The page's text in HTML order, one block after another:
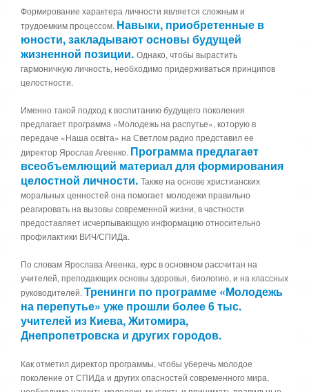
т
н
:
5
/
5
а
л
у
й
с
т
а
о
ц
е
н
и
т
Формирование характера личности является сложным и
трудоемким процессом. Навыки, приобретенные в
юности, закладывают основы будущей
жизненной позиции. Однако, чтобы вырастить
гармоничную личность, необходимо придерживаться принципов
целостности.
Именно такой подход к воспитанию будущего поколения
предлагает программа «Молодежь на распутье», которую в
передаче «Наша освіта» на Светлом радио представил ее
директор Ярослав Агеенко. Программа предлагает
всеобъемлющий материал для формирования
целостной личности. Также на основе христианских
моральных ценностей она помогает молодежи правильно
реагировать на вызовы современной жизни, в частности
предоставляет исчерпывающую информацию относительно
профилактики ВИЧ/СПИДа.
По словам Ярослава Агеенка, курс в основном рассчитан на
учителей, преподающих основы здоровья, биологию, и на классных
руководителей. Тренинги по программе «Молодежь
на перепутье» уже прошли более 6 тыс.
учителей из Киева, Житомира,
Днепропетровска и других городов.
Как отметил директор программы, чтобы уберечь молодое
поколение от СПИДа и других опасностей современного мира,